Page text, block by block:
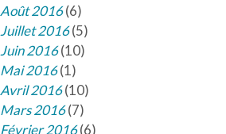
Août 2016(6)
Juillet 2016(5)
Juin 2016(10)
Mai 2016(1)
Avril 2016(10)
Mars 2016(7)
Février 2016(6)